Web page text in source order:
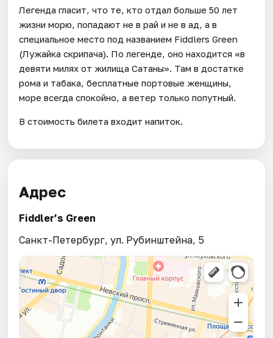
Легенда гласит, что те, кто отдал больше 50 лет
жизни морю, попадают не в рай и не в ад, а в
специальное место под названием Fiddlers Green
(Лужайка скрипача). По легенде, оно находится «в
девяти милях от жилища Сатаны». Там в достатке
рома и табака, бесплатные портовые женщины,
море всегда спокойно, а ветер только попутный.
В стоимость билета входит напиток.
Адрес
Fiddler’s Green
Санкт-Петербург, ул. Рубинштейна, 5